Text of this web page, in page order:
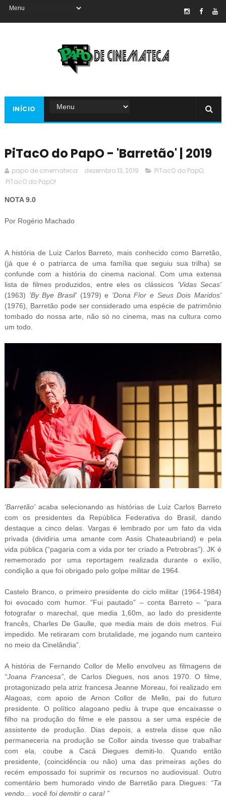
INÍCIO
PiTacO do PapO - 'Barretão' | 2019
papo de cinemateca dezembro 13, 2019 PiTacO do PapO,
PiTacO do PapO!
NOTA 9.0
Por Rogério Machado
A história de Luiz Carlos Barreto, mais conhecido como Barretão,
(já que é o patriarca de uma família que seguiu sua trilha) se
confunde com a história do cinema nacional. Com uma extensa
lista de filmes produzidos, entre eles os clássicos 'Vidas Secas'
(1963) 'By Bye Brasil' (1979) e 'Dona Flor e Seus Dois Maridos'
(1976), Barretão pode ser considerado uma espécie de patrimônio
tombado do nossa arte, não só no cinema, mas na cultura como
um todo.
'Barretão'acaba selecionando as histórias de Luiz Carlos Barreto
com os presidentes da República Federativa do Brasil, dando
destaque a cinco delas. Vargas é lembrado por um fato da vida
privada (dividiria uma amante com Assis Chateaubriand) e pela
vida pública (“pagaria com a vida por ter criado a Petrobras”). JK é
rememorado por uma reportagem realizada durante o exílio,
condição a que foi obrigado pelo golpe militar de 1964.
Castelo Branco, o primeiro presidente do ciclo militar (1964-1984)
foi evocado com humor. “Fui pautado” – conta Barreto – “para
fotografar o marechal, que media 1,60m, ao lado do presidente
francês, Charles De Gaulle, que media mais de dois metros. Fui
impedido. Me retiraram com brutalidade, me jogando num canteiro
no meio da Cinelândia”.
A história de Fernando Collor de Mello envolveu as filmagens de
“Joana Francesa”, de Carlos Diegues, nos anos 1970. O filme,
protagonizado pela atriz francesa Jeanne Moreau, foi realizado em
Alagoas, com apoio de Arnon Collor de Mello, pai do futuro
presidente. O político alagoano pediu à trupe que encaixasse o
filho na produção do filme e ele passou a ser uma espécie de
assistente de produção. Dias depois, a estrela disse que não
permaneceria na produção se Collor ainda tivesse que trabalhar
com ela, coube a Cacá Diegues demiti-lo. Quando então
presidente, (coincidência ou não) uma das primeiras ações do
recém empossado foi suprimir os recursos no audiovisual. Outro
comentário bem humorado vindo de Barretão para Diegues: “Ta
vendo... você foi demitir o cara! ”